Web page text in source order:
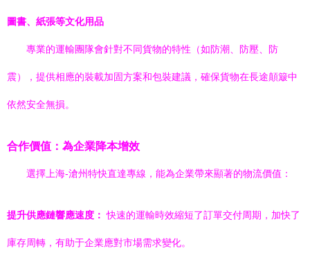
圖書、紙張等文化用品
專業的運輸團隊會針對不同貨物的特性（如防潮、防壓、防
震），提供相應的裝載加固方案和包裝建議，確保貨物在長途顛簸中
依然安全無損。
合作價值：為企業降本增效
選擇上海-滄州特快直達專線，能為企業帶來顯著的物流價值：
提升供應鏈響應速度： 快速的運輸時效縮短了訂單交付周期，加快了
庫存周轉，有助于企業應對市場需求變化。